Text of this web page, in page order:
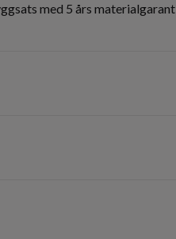
med 5 års